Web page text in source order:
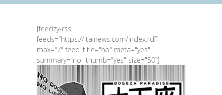
[feedzy-rss
feeds="https://itainews.com/index.rdf"
max="7" feed_title="no" meta="yes"
summary="no" thumb="yes" size="50"]